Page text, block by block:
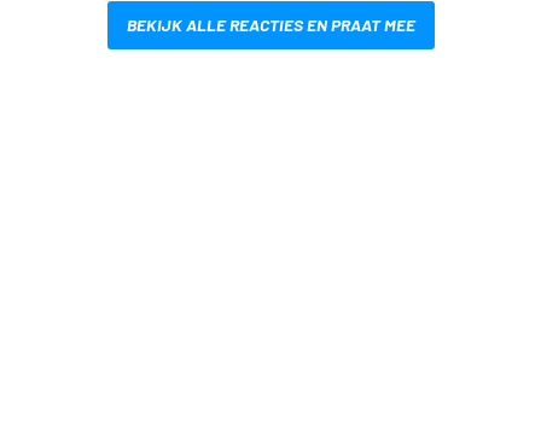
BEKIJK ALLE REACTIES EN PRAAT MEE